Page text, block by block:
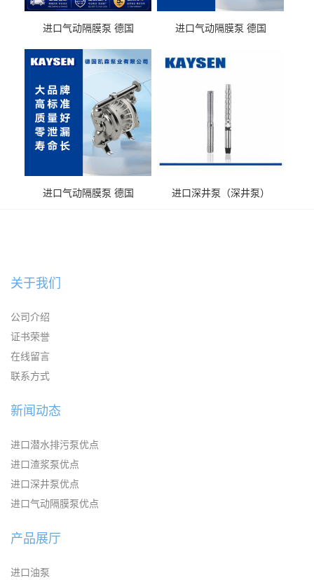
进口气动隔膜泵 德国
送气动泵
进口气动隔膜泵 德国
输送
进口气动隔膜泵 德国
进口深井泵（深井泵）
关于我们
公司介绍
证书荣誉
在线留言
联系方式
新闻动态
进口潜水排污泵优点
进口渣浆泵优点
进口深井泵优点
进口气动隔膜泵优点
产品展厅
进口油泵